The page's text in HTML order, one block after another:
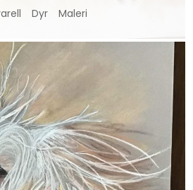
Dyr Maleri